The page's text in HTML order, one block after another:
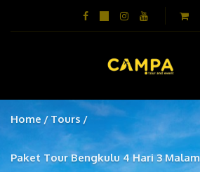
Home Tours
Paket Tour Bengkulu 4 Hari 3